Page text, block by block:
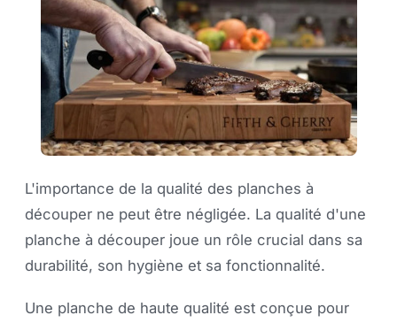
L'importance de la qualité des planches à
découper ne peut être négligée. La qualité d'une
planche à découper joue un rôle crucial dans sa
durabilité, son hygiène et sa fonctionnalité.
Une planche de haute qualité est conçue pour